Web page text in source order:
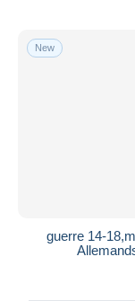
New
guerre 14-